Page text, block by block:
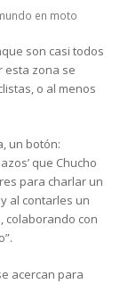
en moto
son casi todos
esta zona se
o al menos
un botón:
que Chucho
para charlar un
al contarles un
colaborando con
acercan para